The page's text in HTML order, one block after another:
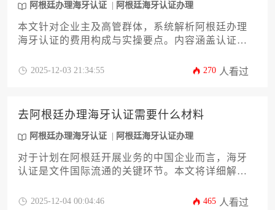
阿根廷办理海牙认证 阿根廷海牙认证办理
本文针对企业主及高管群体，系统解析阿根廷办理
海牙认证的费用构成与实操要点。内容涵盖认证类
成本对比以及跨境支付注意事项，并附赠成本优化
入。
2025-12-03 21:34:55 270 人看过
去阿根廷办理海牙认证需要什么材料
阿根廷办理海牙认证 阿根廷海牙认证办理
对于计划在阿根廷开展业务的中国企业而言，海牙
认证是文件国际流通的关键环节。本文将详细解析
程及注意事项，帮助企业高效完成认证手续，避免
2025-12-04 00:04:46 465 人看过